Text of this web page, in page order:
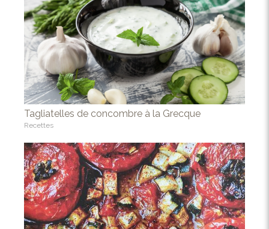
Tagliatelles de concombre à la Grecque
Recettes